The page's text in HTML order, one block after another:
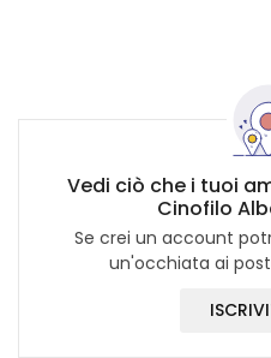
Vedi ciò che i tuoi
Cinofilo
Se crei un account
un'occhiata ai